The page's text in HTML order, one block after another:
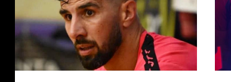
Serie A2 Élite 26-27, due gironi da
14 squadre: dentro Fabrica, Sesto
e Saints